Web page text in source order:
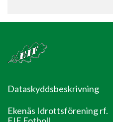
Dataskyddsbeskrivning
Ekenäs Idrottsförening rf.